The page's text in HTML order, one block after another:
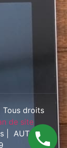
droits
de site
| AUT-094-